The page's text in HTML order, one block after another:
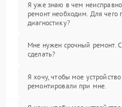
Я уже знаю в чем
ремонт необходим. Для чего
диагностику?
Мне нужен срочный ремонт.
сделать?
Я хочу, чтобы мое устройство
ремонтировали при мне.